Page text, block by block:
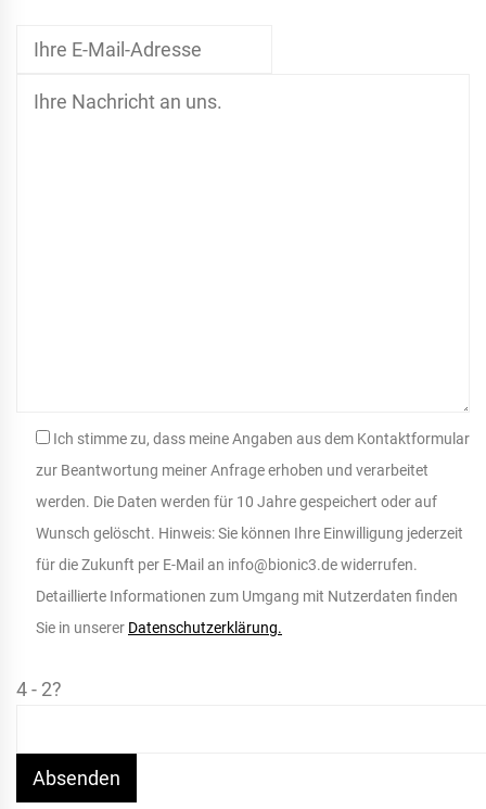
Ich stimme zu, dass meine Angaben aus dem Kontaktformular
zur Beantwortung meiner Anfrage erhoben und verarbeitet
werden. Die Daten werden für 10 Jahre gespeichert oder auf
Wunsch gelöscht. Hinweis: Sie können Ihre Einwilligung jederzeit
für die Zukunft per E-Mail an info@bionic3.de widerrufen.
Detaillierte Informationen zum Umgang mit Nutzerdaten finden
Sie in unserer Datenschutzerklärung.
4 - 2?